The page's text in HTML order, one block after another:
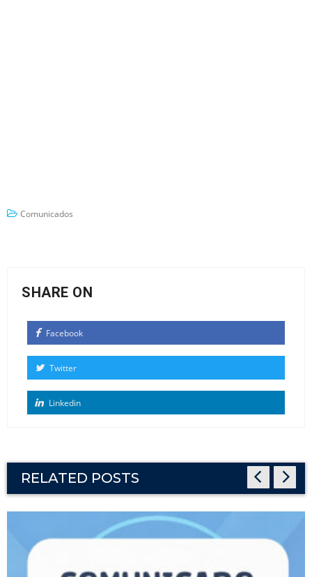
Comunicados
SHARE ON
Facebook
Twitter
Linkedin
RELATED POSTS